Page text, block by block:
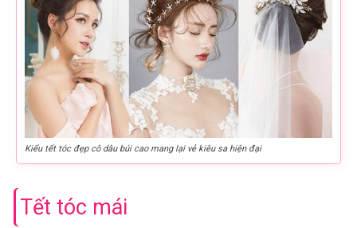
Kiểu tết tóc đẹp cô dâu búi cao mang lại vẻ kiêu sa hiện đại
Tết tóc mái